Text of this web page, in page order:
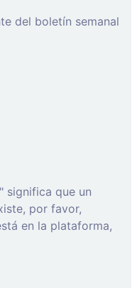
del boletín semanal
significa que un
por favor,
en la plataforma,